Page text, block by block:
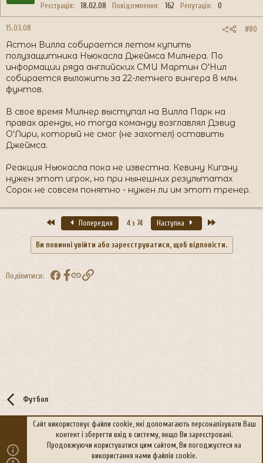
Реєстрація 18.02.08 Повідомлення 162 Репутація 0
15.03.08 #80
Астон Вилла собирается летом купить
полузащитника Ньюкасла Джеймса Милнера. По
информации ряда английских СМИ Мартин О'Нил
собирается выложить за 22-летнего вингера 8 млн.
фунтов.
В свое время Милнер выступал на Вилла Парк на
правах аренды, но тогда команду возглавлял Дэвид
О'Лири, который не смог (не захотел) оставить
Джеймса.
Реакция Ньюкасла пока не известна. Кевину Кигану
нужен этот игрок, но при нынешних результатах
Сорок не совсем понятно - нужен ли им этот тренер.
ПершийПопередня 4 з 74 Наступна
Ви повинні увійти або зареєструватися, щоб відповісти.
Поділитися: FacebookПосилання
Футбол
Політика конфіденційності Дoпoмoга
Сайт використовує файли cookie, які допомагають персоналізувати Ваш
контент і зберегти вхід в систему, якщо Ви зареєстровані.
Продовжуючи користуватися цим сайтом, Ви погоджуєтеся на
використання нами файлів cookie.